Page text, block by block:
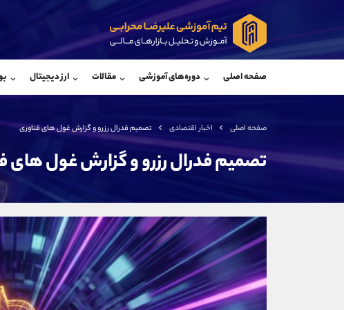
صفحه اصلی دوره‌های آموزشی مقالات ارز دیجیتال
صفحه اصلی اخبار اقتصادی تصمیم فدرال رزرو و گزارش غول های فناوری
تصمیم فدرال رزرو و گزارش غول های
@Armteam_admin_104
104
تلفن
بدون پیش شماره
اینستاگرام
کانال بله